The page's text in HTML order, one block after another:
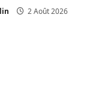
2 Août 2026